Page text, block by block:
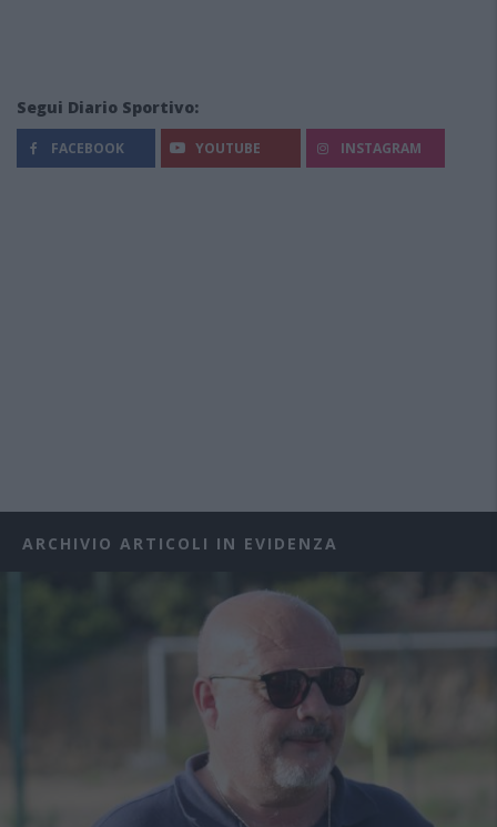
Segui Diario Sportivo:
FACEBOOK YOUTUBE INSTAGRAM
ARCHIVIO ARTICOLI IN EVIDENZA